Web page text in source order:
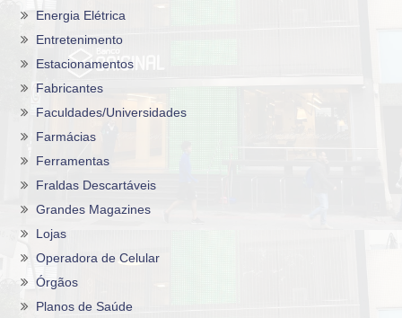
Energia Elétrica
Entretenimento
Estacionamentos
Fabricantes
Faculdades/Universidades
Farmácias
Ferramentas
Fraldas Descartáveis
Grandes Magazines
Lojas
Operadora de Celular
Órgãos
Planos de Saúde